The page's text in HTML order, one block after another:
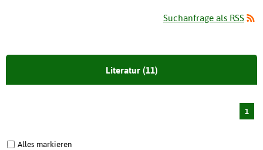
Suchanfrage als RSS
Literatur (11)
1
Alles markieren